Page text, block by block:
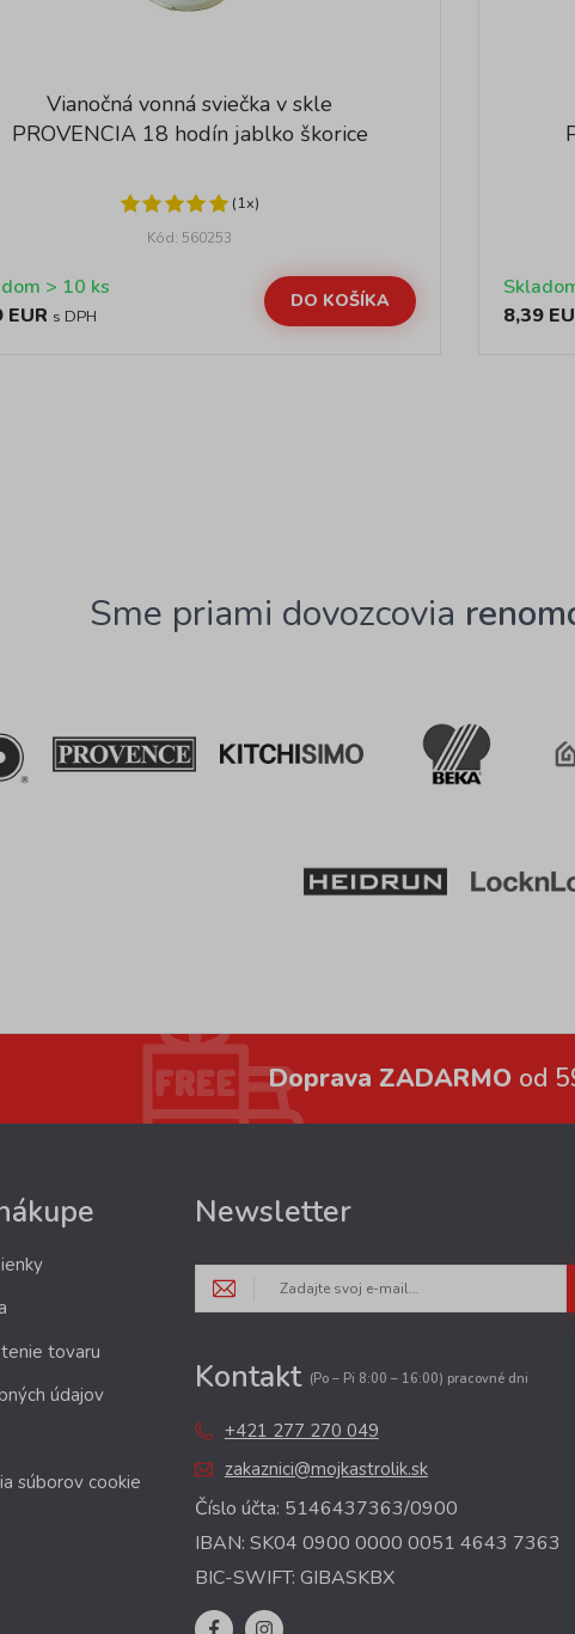
Vianočná vonná sviečka v skle
PROVENCIA 18 hodín jablko škorice
(1x)
Kód: 560253
Skladom > 10 ks
EUR s DPH
DO KOŠÍKA
8,39
Sme priami dovozcovia
Doprava ZADARMO od
tovaru
údajov
súborov cookie
Newsletter
Kontakt (Po – Pi 8:00 – 16:00) pracovné dni
+421 277 270 049
zakaznici@mojkastrolik.sk
Číslo účta: 5146437363/0900
IBAN: SK04 0900 0000 0051 4643 7363
BIC-SWIFT: GIBASKBX